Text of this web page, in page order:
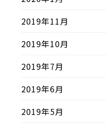
2019年11月
2019年10月
2019年7月
2019年6月
2019年5月